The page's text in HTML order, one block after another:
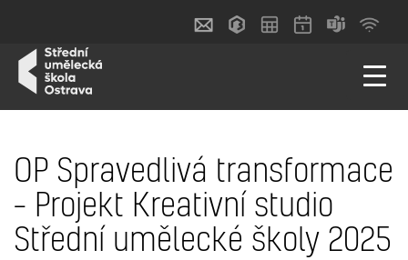
OP Spravedlivá transformace
– Projekt Kreativní studio
Střední umělecké školy 2025